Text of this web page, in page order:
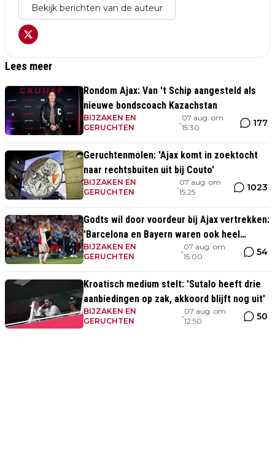
Bekijk berichten van de auteur
Lees meer
Rondom Ajax: Van 't Schip aangesteld als
nieuwe bondscoach Kazachstan
BIJZAKEN EN
GERUCHTEN
•
07 aug. om
15:30
177
Geruchtenmolen: 'Ajax komt in zoektocht
naar rechtsbuiten uit bij Couto'
BIJZAKEN EN
GERUCHTEN
•
07 aug. om
15:25
1023
Godts wil door voordeur bij Ajax vertrekken:
'Barcelona en Bayern waren ook heel
serieus'
BIJZAKEN EN
GERUCHTEN
•
07 aug. om
15:00
54
Kroatisch medium stelt: 'Sutalo heeft drie
aanbiedingen op zak, akkoord blijft nog uit'
BIJZAKEN EN
GERUCHTEN
•
07 aug. om
12:50
50